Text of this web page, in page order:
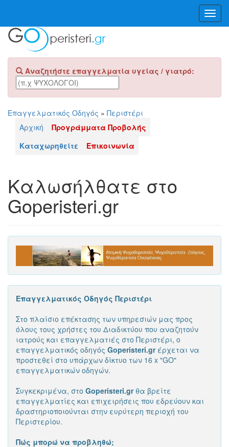
Αναζητήστε επαγγελματία υγείας / γιατρό:
Επαγγελματικός Οδηγός » Περιστέρι
Αρχική
Προγράμματα Προβολής
Καταχωρηθείτε
Επικοινωνία
Καλωσήλθατε στο
Goperisteri.gr
Επαγγελματικός Οδηγός Περιστέρι
Στο πλαίσιο επέκτασης των υπηρεσιών μας προς
όλους τους χρήστες του Διαδικτύου που αναζητούν
ιατρούς και επαγγελματιές στο Περιστέρι, ο
επαγγελματικός οδηγός Goperisteri.grέρχεται να
προστεθεί στο υπάρχων δίκτυο των 16 x "GΟ"
επαγγελματικών οδηγών.
Συγκεκριμένα, στο Goperisteri.grθα βρείτε
επαγγελματίες και επιχειρήσεις που εδρεύουν και
δραστηριοποιούνται στην ευρύτερη περιοχή του
Περιστερίου.
Πώς μπορώ να προβληθώ;